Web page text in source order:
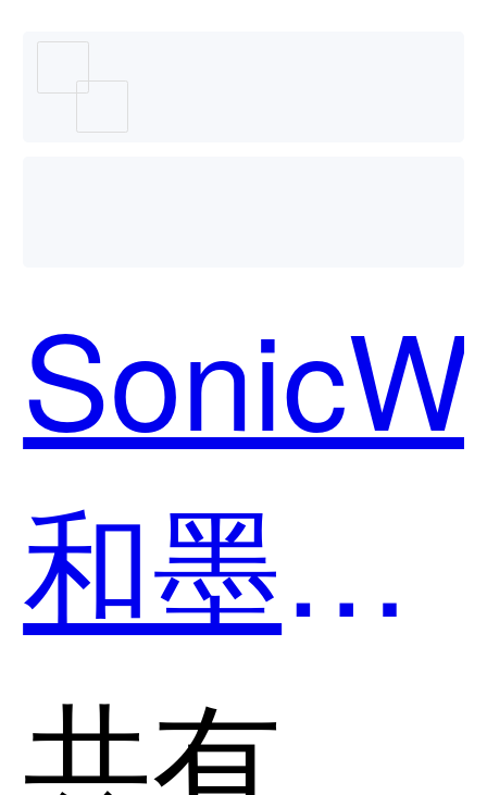
攻击溯
源系统
哪个好
用？
和墨云
科技哪